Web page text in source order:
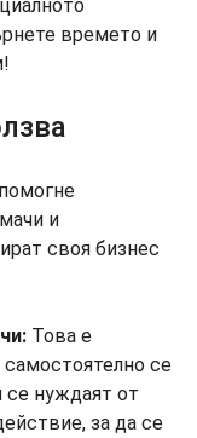
времето и
и
своя бизнес
Това е
самостоятелно се
се нуждаят от
за да се